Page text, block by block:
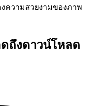
ความสวยงามของภาพ
ถึงดาวน์โหลด